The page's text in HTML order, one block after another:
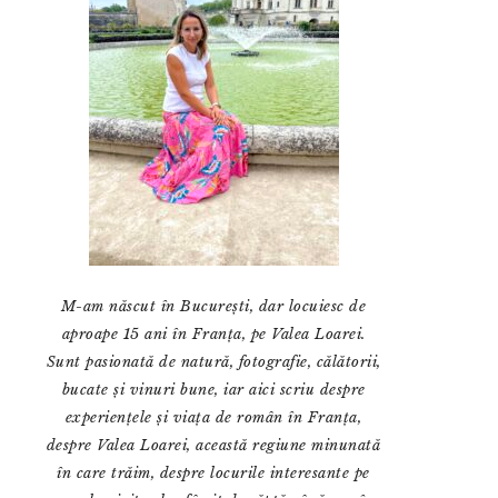
M-am născut în București, dar locuiesc de
aproape 15 ani în Franța, pe Valea Loarei.
Sunt pasionată de natură, fotografie, călătorii,
bucate și vinuri bune, iar aici scriu despre
experiențele și viața de român în Franța,
despre Valea Loarei, această regiune minunată
în care trăim, despre locurile interesante pe